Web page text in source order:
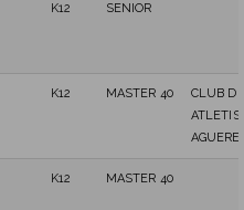
K12 SENIOR
K12 MASTER 40
CLUB DE
AGUERE
K12 MASTER 40